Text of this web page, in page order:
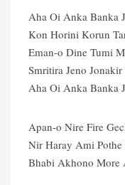
Aha Oi Anka Banka
Kon Horini Korun
Eman-o Dine Tumi
Smritira Jeno
Aha Oi Anka Banka
Apan-o Nire Fire
Nir Haray Ami
Bhabi Akhono More